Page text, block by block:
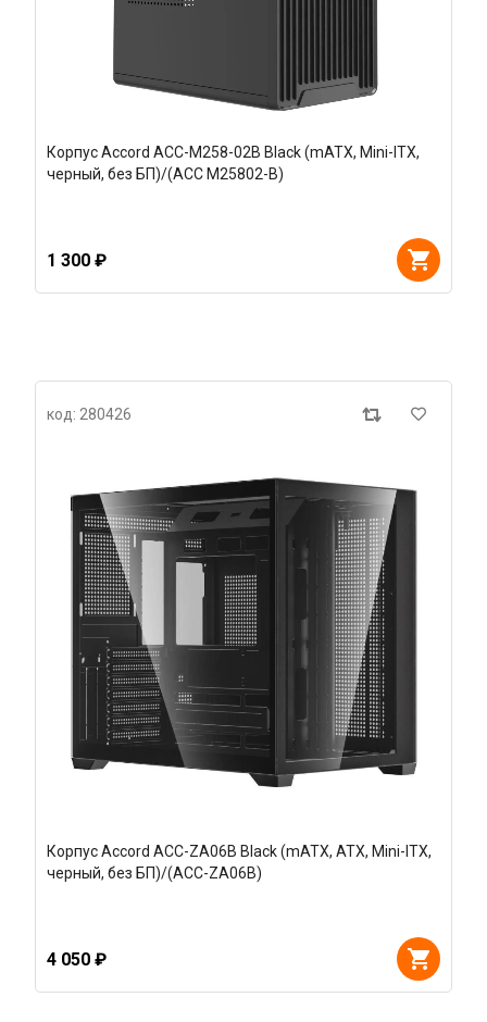
Корпус Accord ACC-M258-02B Black (mATX, Mini-ITX,
черный, без БП)/(ACC M25802-B)
1 300 ₽
код: 280426
Корпус Accord ACC-ZA06B Black (mATX, ATX, Mini-ITX,
черный, без БП)/(ACC-ZA06B)
4 050 ₽